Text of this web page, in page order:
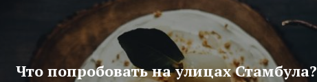
Что попробовать на улицах Стамбула?